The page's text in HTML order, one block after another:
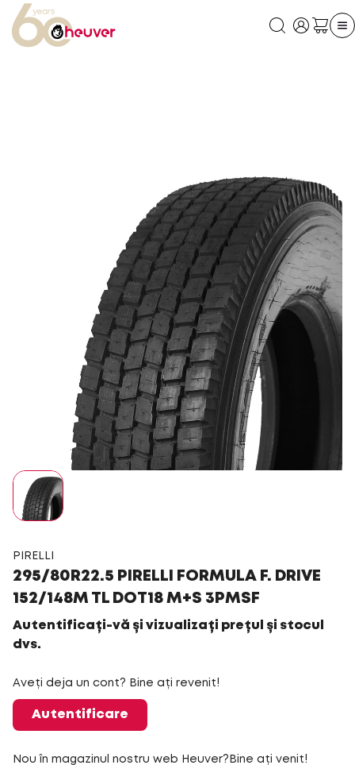
PIRELLI
295/80R22.5 PIRELLI FORMULA F. DRIVE
152/148M TL DOT18 M+S 3PMSF
Autentificați-vă și vizualizați prețul și stocul
dvs.
Aveți deja un cont? Bine ați revenit!
Autentificare
Nou în magazinul nostru web Heuver?Bine ați venit!